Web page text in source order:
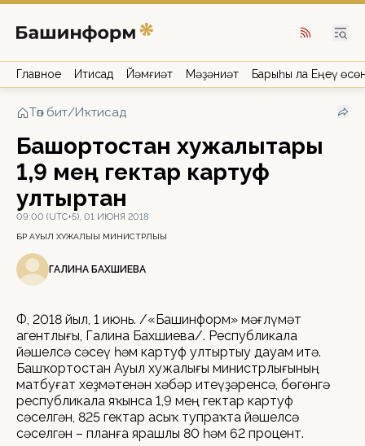
Главное Иҡтисад Йәмғиәт Мәҙәниәт Барыһы ла Еңеү
Төп бит/Иҡтисад
Башҡортостан хужалыҡтары
1,9 мең гектар картуф
ултыртҡан
09:00 (UTC+5), 01 ИЮНЯ 2018
БР АУЫЛ ХУЖАЛЫҒЫ МИНИСТРЛЫҒЫ
ГАЛИНА БАХШИЕВА
ӨФӨ, 2018 йыл, 1 июнь. /«Башинформ» мәғлүмәт
агентлығы, Галина Бахшиева/. Республикала
йәшелсә сәсеү һәм картуф ултыртыу дауам итә.
Башҡортостан Ауыл хужалығы министрлығының
матбуғат хеҙмәтенән хәбәр итеүҙәренсә, бөгөнгә
республикала яҡынса 1,9 мең гектар картуф
сәселгән, 825 гектар асыҡ тупраҡта йәшелсә
сәселгән – планға ярашлы 80 һәм 62 процент.